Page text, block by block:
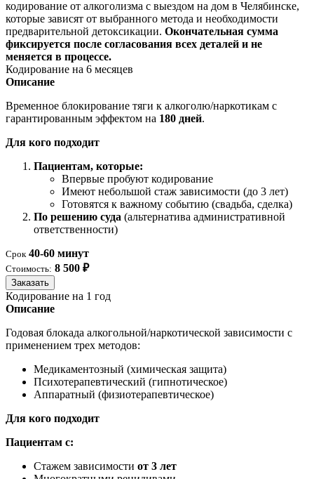
кодирование от алкоголизма с выездом на дом в Челябинске,
которые зависят от выбранного метода и необходимости
предварительной детоксикации. Окончательная сумма
фиксируется после согласования всех деталей и не
меняется в процессе.
Кодирование на 6 месяцев
Описание
Временное блокирование тяги к алкоголю/наркотикам с
гарантированным эффектом на 180 дней.
Для кого подходит
Пациентам, которые:
Впервые пробуют кодирование
Имеют небольшой стаж зависимости (до 3 лет)
Готовятся к важному событию (свадьба, сделка)
По решению суда (альтернатива административной
ответственности)
Срок 40-60 минут
Стоимость: 8 500 ₽
Заказать
Кодирование на 1 год
Описание
Годовая блокада алкогольной/наркотической зависимости с
применением трех методов:
Медикаментозный (химическая защита)
Психотерапевтический (гипнотическое)
Аппаратный (физиотерапевтическое)
Для кого подходит
Пациентам с:
Стажем зависимости от 3 лет